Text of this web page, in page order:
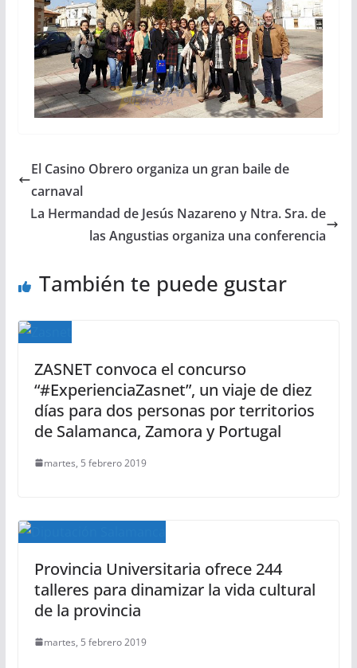
El Casino Obrero organiza un gran baile de
carnaval
La Hermandad de Jesús Nazareno y Ntra. Sra. de
las Angustias organiza una conferencia
También te puede gustar
ZASNET convoca el concurso
“#ExperienciaZasnet”, un viaje de diez
días para dos personas por territorios
de Salamanca, Zamora y Portugal
martes, 5 febrero 2019
Provincia Universitaria ofrece 244
talleres para dinamizar la vida cultural
de la provincia
martes, 5 febrero 2019